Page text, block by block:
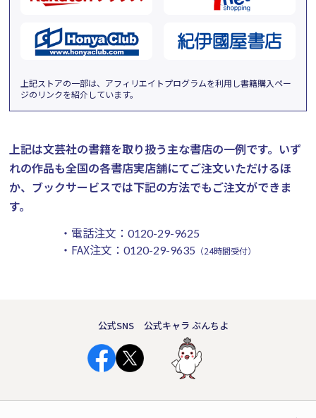
上記ストアの一部は、アフィリエイトプログラムを利用し書籍購入ペー
ジのリンクを紹介しています。
上記は文芸社の書籍を取り扱う主な書店の一例です。 いず
れの作品も全国の各書店実店舗にてご注文いただけるほ
か、ブックサービスでは下記の方法でもご注文ができま
す。
・電話注文： 0120-29-9625
・FAX注文： 0120-29-9635 （24時間受付）
公式SNS 公式キャラ ぶんちよ